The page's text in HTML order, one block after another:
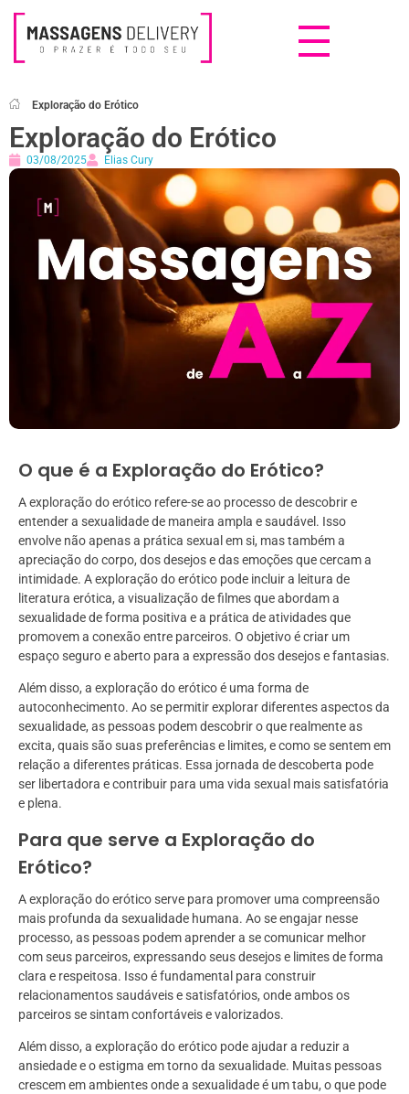
Exploração do Erótico
Exploração do Erótico
03/08/2025 Elias Cury
O que é a Exploração do Erótico?
A exploração do erótico refere-se ao processo de descobrir e
entender a sexualidade de maneira ampla e saudável. Isso
envolve não apenas a prática sexual em si, mas também a
apreciação do corpo, dos desejos e das emoções que cercam a
intimidade. A exploração do erótico pode incluir a leitura de
literatura erótica, a visualização de filmes que abordam a
sexualidade de forma positiva e a prática de atividades que
promovem a conexão entre parceiros. O objetivo é criar um
espaço seguro e aberto para a expressão dos desejos e fantasias.
Além disso, a exploração do erótico é uma forma de
autoconhecimento. Ao se permitir explorar diferentes aspectos da
sexualidade, as pessoas podem descobrir o que realmente as
excita, quais são suas preferências e limites, e como se sentem em
relação a diferentes práticas. Essa jornada de descoberta pode
ser libertadora e contribuir para uma vida sexual mais satisfatória
e plena.
Para que serve a Exploração do
Erótico?
A exploração do erótico serve para promover uma compreensão
mais profunda da sexualidade humana. Ao se engajar nesse
processo, as pessoas podem aprender a se comunicar melhor
com seus parceiros, expressando seus desejos e limites de forma
clara e respeitosa. Isso é fundamental para construir
relacionamentos saudáveis e satisfatórios, onde ambos os
parceiros se sintam confortáveis e valorizados.
Além disso, a exploração do erótico pode ajudar a reduzir a
ansiedade e o estigma em torno da sexualidade. Muitas pessoas
crescem em ambientes onde a sexualidade é um tabu, o que pode